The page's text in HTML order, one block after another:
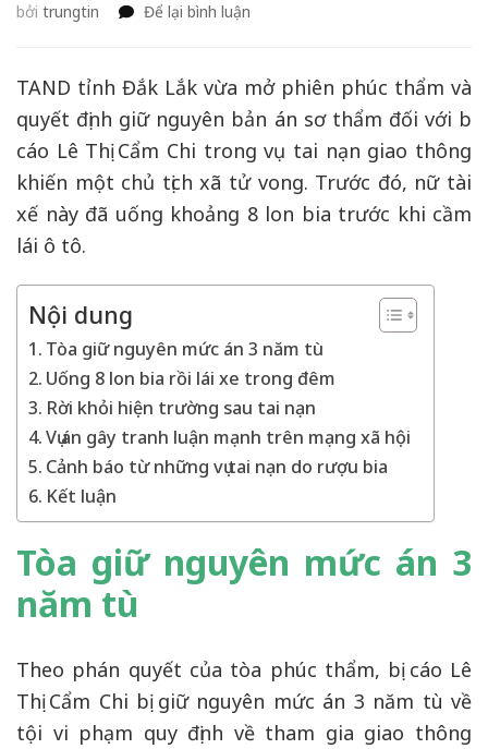
bởi trungtin Để lại bình luận
xế
uống
8
lon
gây
tai
chủ
tử
vong:
Tòa
đơn
xin
TAND tỉnh Đắk Lắk vừa mở phiên phúc thẩm và
quyết định giữ nguyên bản án sơ thẩm đối với bị
cáo Lê Thị Cẩm Chi trong vụ tai nạn giao thông
khiến một chủ tịch xã tử vong. Trước đó, nữ tài
xế này đã uống khoảng 8 lon bia trước khi cầm
lái ô tô.
Nội dung
Tòa giữ nguyên mức án 3 năm tù
Uống 8 lon bia rồi lái xe trong đêm
Rời khỏi hiện trường sau tai nạn
Vụ án gây tranh luận mạnh trên mạng xã hội
Cảnh báo từ những vụ tai nạn do rượu bia
Kết luận
Tòa giữ nguyên mức án 3
năm tù
Theo phán quyết của tòa phúc thẩm, bị cáo Lê
Thị Cẩm Chi bị giữ nguyên mức án 3 năm tù về
tội vi phạm quy định về tham gia giao thông